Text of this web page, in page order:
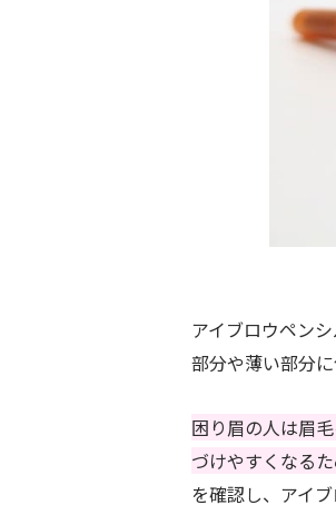
アイブロウペン
部分や薄い部分に
困り眉の人は眉
づけやすくなるた
を確認し、アイ